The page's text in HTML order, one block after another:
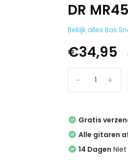
DR
Bekijk alles Bas
€34,95
+
-
Gratis
Alle gitaren
14 Dagen